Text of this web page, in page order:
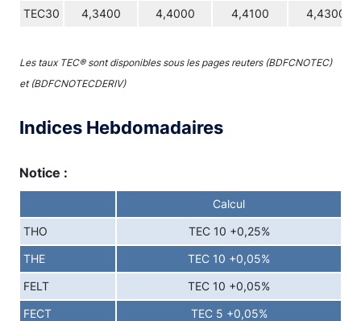
TEC30 4,3400 4,4000 4,4100 4,4300
Les taux TEC® sont disponibles sous les pages reuters (BDFCNOTEC)
et (BDFCNOTECDERIV)
Indices Hebdomadaires
Notice :
Calcul
THO TEC 10 +0,25%
THE TEC 10 +0,05%
FELT TEC 10 +0,05%
FECT TEC 5 +0,05%